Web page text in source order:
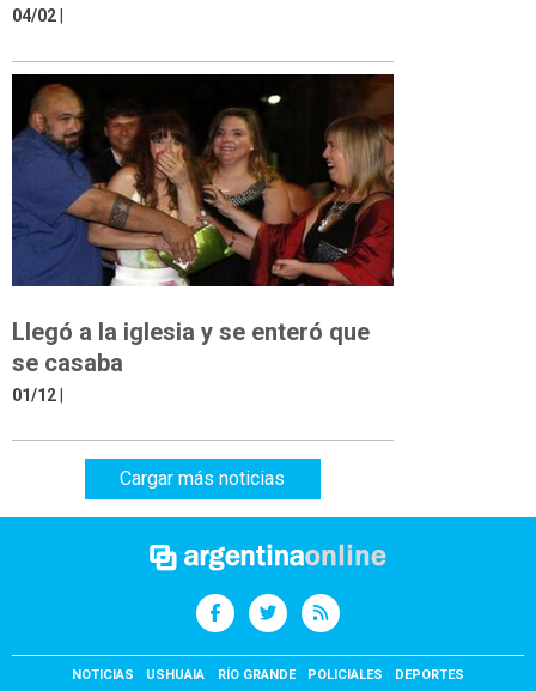
04/02
Llegó a la iglesia y se enteró que
se casaba
01/12|
Cargar más noticias
NOTICIAS USHUAIA RÍO GRANDE POLICIALES DEPORTES